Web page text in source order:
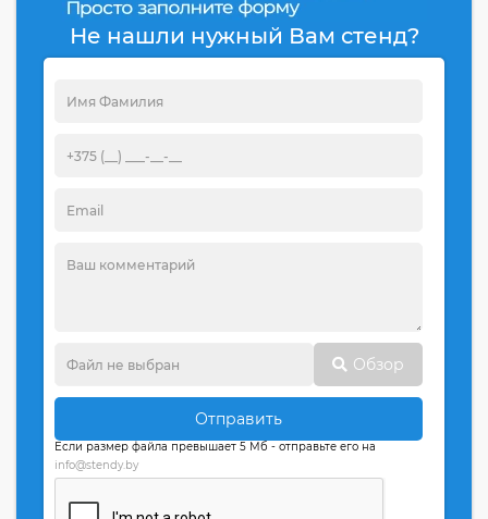
Не нашли нужный Вам стенд?
Обзор
Отправить
Если размер файла превышает 5 Мб - отправьте его на
info@stendy.by